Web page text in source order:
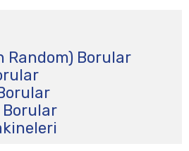
Random) Borular
Borular